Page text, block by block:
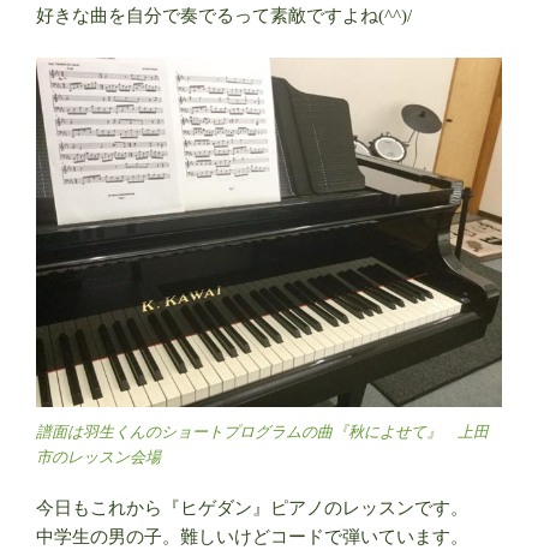
好きな曲を自分で奏でるって素敵ですよね(^^)/
譜面は羽生くんのショートプログラムの曲『秋によせて』 上田
市のレッスン会場
今日もこれから『ヒゲダン』ピアノのレッスンです。
中学生の男の子。難しいけどコードで弾いています。